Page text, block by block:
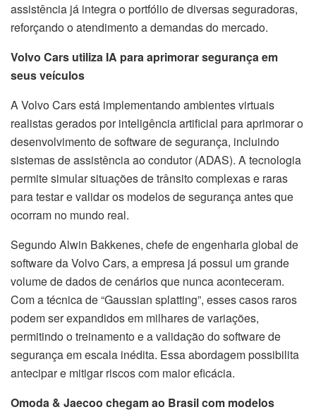
assistência já integra o portfólio de diversas seguradoras,
reforçando o atendimento a demandas do mercado.
Volvo Cars utiliza IA para aprimorar segurança em
seus veículos
A Volvo Cars está implementando ambientes virtuais
realistas gerados por inteligência artificial para aprimorar o
desenvolvimento de software de segurança, incluindo
sistemas de assistência ao condutor (ADAS). A tecnologia
permite simular situações de trânsito complexas e raras
para testar e validar os modelos de segurança antes que
ocorram no mundo real.
Segundo Alwin Bakkenes, chefe de engenharia global de
software da Volvo Cars, a empresa já possui um grande
volume de dados de cenários que nunca aconteceram.
Com a técnica de “Gaussian splatting”, esses casos raros
podem ser expandidos em milhares de variações,
permitindo o treinamento e a validação do software de
segurança em escala inédita. Essa abordagem possibilita
antecipar e mitigar riscos com maior eficácia.
Omoda & Jaecoo chegam ao Brasil com modelos